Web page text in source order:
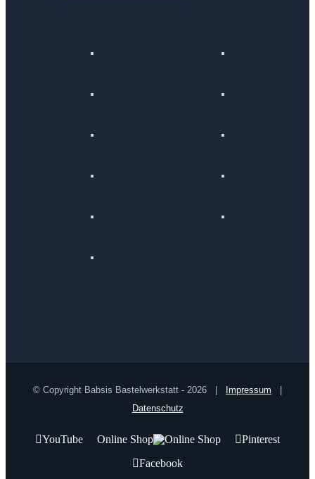
© Copyright Babsis Bastelwerkstatt - 2026 | Impressum
Datenschutz
YouTube Online Shop
Pinterest
Facebook